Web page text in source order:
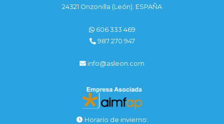
24321 Onzonilla (León). ESPAÑA
606 333 469
987 270 947
info@asleon.com
Horario de invierno: